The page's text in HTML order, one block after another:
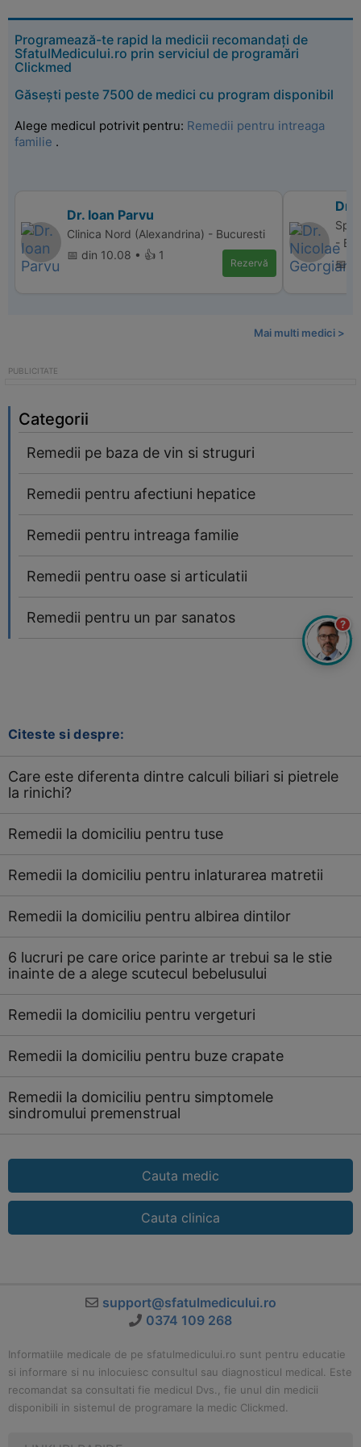
Programează-te rapid la medicii recomandați de
SfatulMedicului.ro prin serviciul de programări
Clickmed
Găsești peste 7500 de medici cu program disponibil
Alege medicul potrivit pentru: Remedii pentru intreaga
familie .
Dr. Ioan Parvu
Clinica Nord (Alexandrina) - Bucuresti
📅 din 10.08 • 👍 1
Rezervă
Dr.
-
📅
Mai multi medici >
Categorii
Remedii pe baza de vin si struguri
Remedii pentru afectiuni hepatice
Remedii pentru intreaga familie
Remedii pentru oase si articulatii
Remedii pentru un par sanatos
Citeste si despre:
Care este diferenta dintre calculi biliari si pietrele
la rinichi?
Remedii la domiciliu pentru tuse
Remedii la domiciliu pentru inlaturarea matretii
Remedii la domiciliu pentru albirea dintilor
6 lucruri pe care orice parinte ar trebui sa le stie
inainte de a alege scutecul bebelusului
Remedii la domiciliu pentru vergeturi
Remedii la domiciliu pentru buze crapate
Remedii la domiciliu pentru simptomele
sindromului premenstrual
Cauta medic
Cauta clinica
support@sfatulmedicului.ro
0374 109 268
Informatiile medicale de pe sfatulmedicului.ro sunt pentru educatie
si informare si nu inlocuiesc consultul sau diagnosticul medical. Este
recomandat sa consultati fie medicul Dvs., fie unul din medicii
disponibili in sistemul de programare la medic Clickmed.
?